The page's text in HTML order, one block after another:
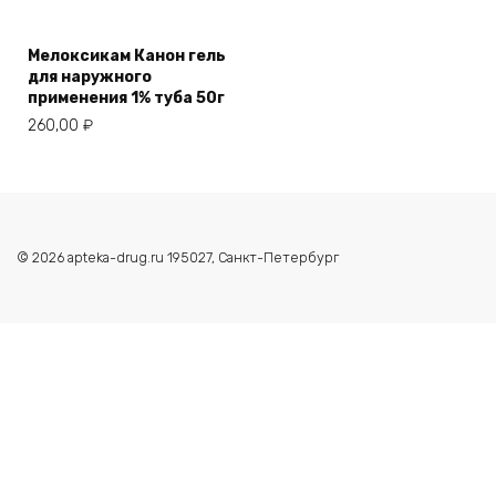
Мелоксикам Канон гель
для наружного
применения 1% туба 50г
260,00 ₽
© 2026 apteka-drug.ru 195027, Санкт-Петербург